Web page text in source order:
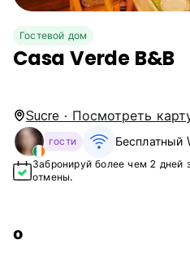
Гостевой дом
Casa Verde B&B
Sucre · Посмотреть
гости Бесплатный
Забронируй более чем 2 дней
отмены.
о